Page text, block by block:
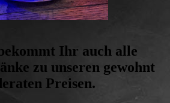
Ihr auch alle
zu unseren gewohnt
Preisen.